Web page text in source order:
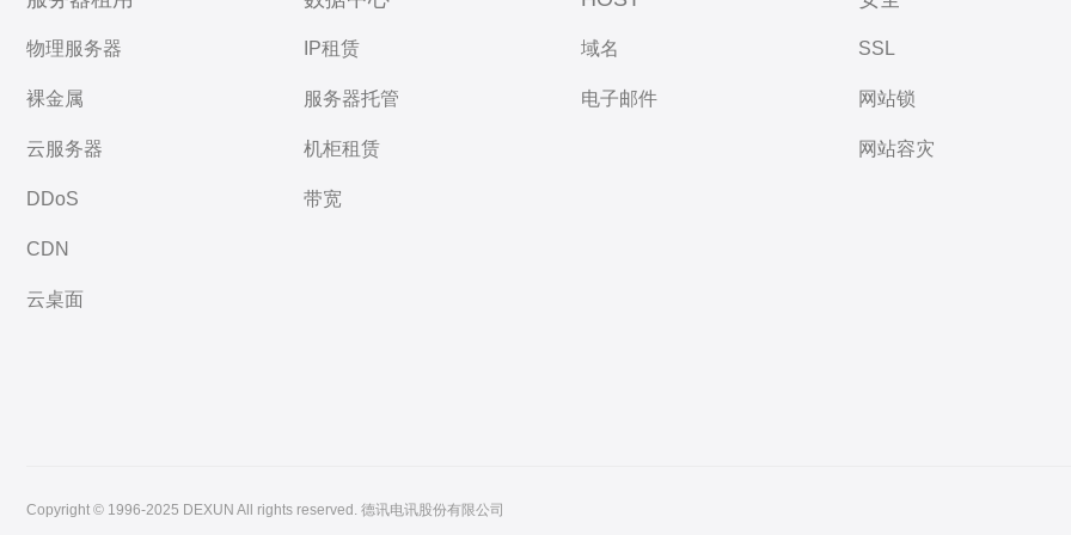
物理服务器
裸金属
云服务器
DDoS
CDN
云桌面
IP租赁
服务器托管
机柜租赁
带宽
域名
电子邮件
SSL
网站锁
网站容灾
Copyright © 1996-2025 DEXUN All rights reserved. 德讯电讯股份有限公司